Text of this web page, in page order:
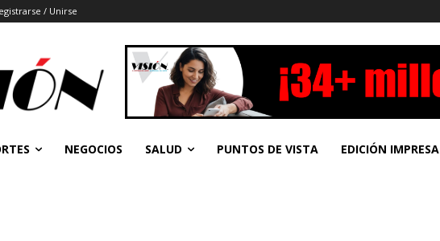
/ Unirse
NEGOCIOS SALUD PUNTOS DE VISTA EDICIÓN IMPRESA